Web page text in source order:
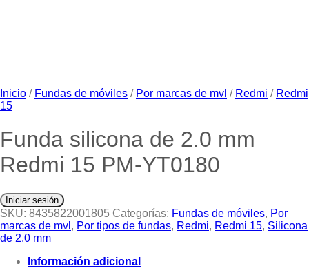
Inicio / Fundas de móviles / Por marcas de mvl / Redmi / Redmi
15
Funda silicona de 2.0 mm
Redmi 15 PM-YT0180
Iniciar sesión
SKU: 8435822001805 Categorías: Fundas de móviles, Por
marcas de mvl , Por tipos de fundas, Redmi, Redmi 15, Silicona
de 2.0 mm
Información adicional